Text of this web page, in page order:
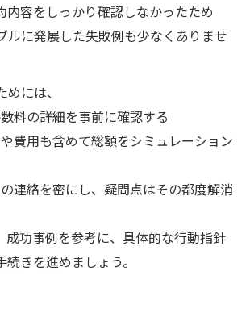
内容をしっかり確認しなかったため
ルに発展した失敗例も少なくありませ
には、
料の詳細を事前に確認する
費用も含めて総額をシミュレーション
連絡を密にし、疑問点はその都度解消
成功事例を参考に、具体的な行動指針
きを進めましょう。